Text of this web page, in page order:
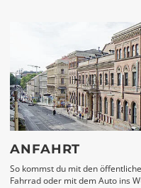
ANFAHRT
So kommst du mit den
Fahrrad oder mit dem Auto ins